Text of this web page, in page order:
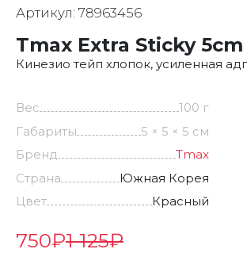
Артикул: 78963456
Tmax Extra Sticky 5cm
Кинезио тейп хлопок, усиленная
Вес
100 г
Габариты
5 × 5 × 5 см
Бренд
Tmax
Страна
Южная Корея
Цвет
Красный
1 125₽
750₽